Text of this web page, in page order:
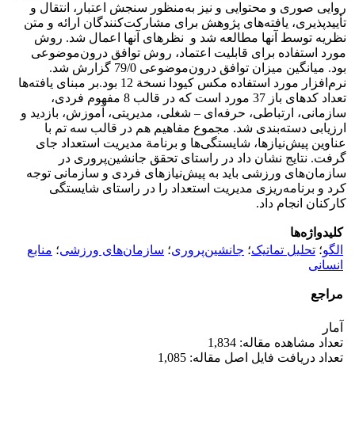
روایی صوری و محتوایی و نیز به‌منظور سنجش اعتبار، انتقال و
تأییدپذیری، یافته‌های پژوهش برای مشارکت‌کنندگان ارائه و متن
نظریه توسط آنها مطالعه شد و نظرهای آنها اعمال شد. روش
مورد استفاده برای قابلیت اعتماد، روش توافق درون‌موضوعی
بود. میانگین میزان توافق درون‌موضوعی 79/0 گزارش شد.
نرم‌افزار مورد استفاده مکس کیودا نسخة 12 بود.بر مبنای یافته‌ها
تعداد کدهای باز 37 مورد است که در قالب 8 مفهوم فردی،
سازمانی، ارتباطی، حرفه‌ای – شغلی، مدیریتی، آموزش، بازدید و
ارزیابی دسته‌بندی شد. مجموع مفاهیم هم در قالب سه تم با
عناوین پیش‌نیازها، شایستگی‌ها و برنامة مدیریت استعداد جای
گرفت. نتایج نشان داد در راستای تحقق جانشین‌پروری در
سازمان‌های ورزشی باید به پیش‌نیازهای فردی و سازمانی توجه
کرد و برنامه‌ریزی مدیریت استعداد را در راستای شایستگی
کارکنان انجام داد.
کلیدواژه‌ها
الگو؛ تحلیل تماتیک؛ جانشین‌پروری؛ سازمان‌های ورزشی؛ منابع
انسانی
مراجع
آمار
تعداد مشاهده مقاله: 1,834
تعداد دریافت فایل اصل مقاله: 1,085